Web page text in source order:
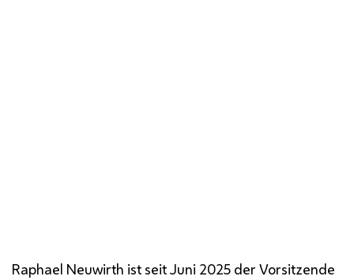
Raphael Neuwirth ist seit Juni 2025 der Vorsitzende